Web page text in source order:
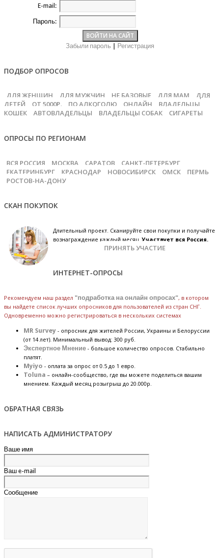
E-mail:
Пароль:
Забыли пароль Регистрация
ПОДБОР ОПРОСОВ
ДЛЯ ЖЕНЩИН ДЛЯ МУЖЧИН НЕ БАЗОВЫЕ ДЛЯ МАМ
ДЛЯ
ДЕТЕЙ
ОТ 5000Р. ПО АЛКОГОЛЮ ОНЛАЙН
ВЛАДЕЛЬЦЫ
КОШЕК
АВТОВЛАДЕЛЬЦЫ ВЛАДЕЛЬЦЫ СОБАК СИГАРЕТЫ
ОПРОСЫ ПО РЕГИОНАМ
ВСЯ РОССИЯ МОСКВА САРАТОВ
САНКТ-ПЕТЕРБУРГ
ЕКАТЕРИНБУРГ
КРАСНОДАР НОВОСИБИРСК ОМСК
ПЕРМЬ
РОСТОВ-НА-ДОНУ
СКАН ПОКУПОК
Длительный проект. Сканируйте свои покупки и получайте
вознаграждение каждый месяц.Участвует вся Россия.
ПРИНЯТЬ УЧАСТИЕ
ИНТЕРНЕТ-ОПРОСЫ
Рекомендуем наш раздел "подработка на онлайн опросах", в котором
вы найдете список лучших опросников для пользователей из стран СНГ.
Одновременно можно регистрироваться в нескольких системах
MR Survey - опросник для жителей России, Украины и Белоруссии
(от 14 лет). Минимальный вывод: 300 руб.
Экспертное Мнение - большое количество опросов. Стабильно
платят.
Myiyo - оплата за опрос от 0.5 до 1 евро.
Toluna – онлайн-сообщество, где вы можете поделиться вашим
мнением. Каждый месяц розыгрыш до 20.000р.
ОБРАТНАЯ СВЯЗЬ
НАПИСАТЬ АДМИНИСТРАТОРУ
Ваше имя
Ваш e-mail
Сообщение